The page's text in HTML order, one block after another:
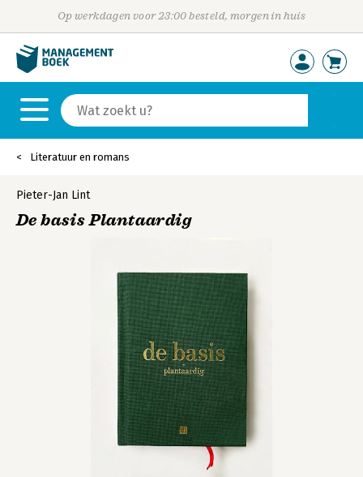
Op werkdagen voor 23:00 besteld, morgen in huis
Literatuur en romans
Pieter-Jan Lint
De basis Plantaardig